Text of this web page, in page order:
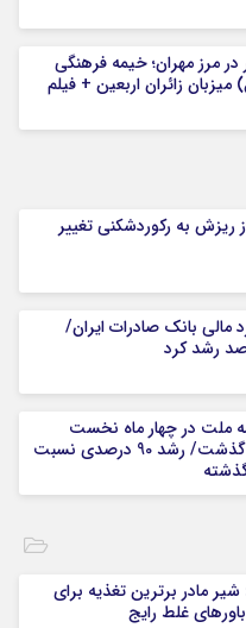
مرز مهران؛ خیمه فرهنگی
میزبان زائران اربعین + فیلم
ریزش به رکوردشکنی تغییر
مالی بانک صادرات ایران/
ملت در چهار ماه نخست
امسال از 14.5 همت گذشت/ رشد 90 درصدی نسبت
مادر برترین تغذیه برای
غلط رایج